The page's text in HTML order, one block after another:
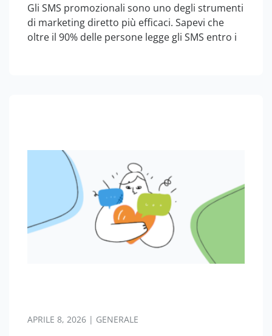
Gli SMS promozionali sono uno degli strumenti
di marketing diretto più efficaci. Sapevi che
oltre il 90% delle persone legge gli SMS entro i
APRILE 8, 2026 | GENERALE